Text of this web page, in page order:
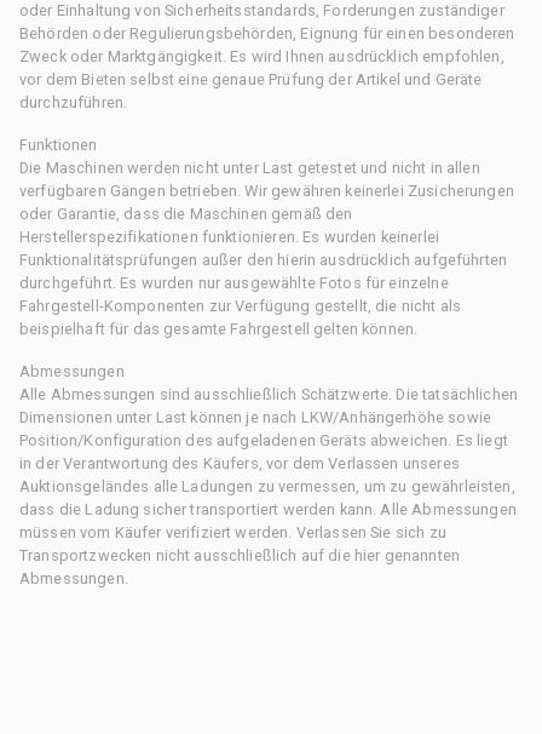
oder Einhaltung von Sicherheitsstandards, Forderungen zuständiger
Behörden oder Regulierungsbehörden, Eignung für einen besonderen
Zweck oder Marktgängigkeit. Es wird Ihnen ausdrücklich empfohlen,
vor dem Bieten selbst eine genaue Prüfung der Artikel und Geräte
durchzuführen.
Funktionen
Die Maschinen werden nicht unter Last getestet und nicht in allen
verfügbaren Gängen betrieben. Wir gewähren keinerlei Zusicherungen
oder Garantie, dass die Maschinen gemäß den
Herstellerspezifikationen funktionieren. Es wurden keinerlei
Funktionalitätsprüfungen außer den hierin ausdrücklich aufgeführten
durchgeführt. Es wurden nur ausgewählte Fotos für einzelne
Fahrgestell-Komponenten zur Verfügung gestellt, die nicht als
beispielhaft für das gesamte Fahrgestell gelten können.
Abmessungen
Alle Abmessungen sind ausschließlich Schätzwerte. Die tatsächlichen
Dimensionen unter Last können je nach LKW/Anhängerhöhe sowie
Position/Konfiguration des aufgeladenen Geräts abweichen. Es liegt
in der Verantwortung des Käufers, vor dem Verlassen unseres
Auktionsgeländes alle Ladungen zu vermessen, um zu gewährleisten,
dass die Ladung sicher transportiert werden kann. Alle Abmessungen
müssen vom Käufer verifiziert werden. Verlassen Sie sich zu
Transportzwecken nicht ausschließlich auf die hier genannten
Abmessungen.